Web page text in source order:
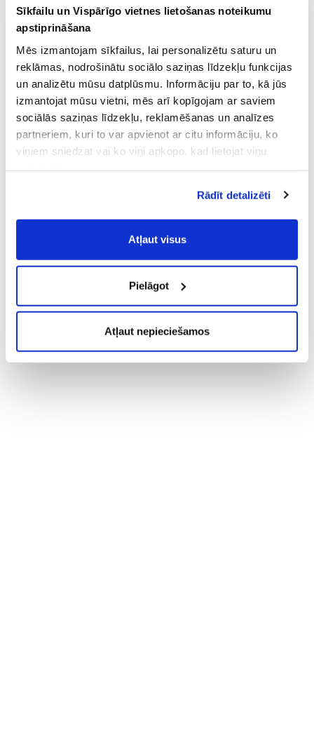
Sīkfailu un Vispārīgo vietnes lietošanas noteikumu
apstiprināšana
Mēs izmantojam sīkfailus, lai personalizētu saturu un
reklāmas, nodrošinātu sociālo saziņas līdzekļu funkcijas
un analizētu mūsu datplūsmu. Informāciju par to, kā jūs
izmantojat mūsu vietni, mēs arī kopīgojam ar saviem
sociālās saziņas līdzekļu, reklamēšanas un analīzes
partneriem, kuri to var apvienot ar citu informāciju, ko
viņiem sniedzat vai ko viņi apkopo, kad lietojat viņu
Vispārīgiem vietnes lietošanas
noteikumiem(saīsināti - VVLN).
Rādīt detalizēti
Atļaut visus
Pielāgot
Atļaut nepieciešamos